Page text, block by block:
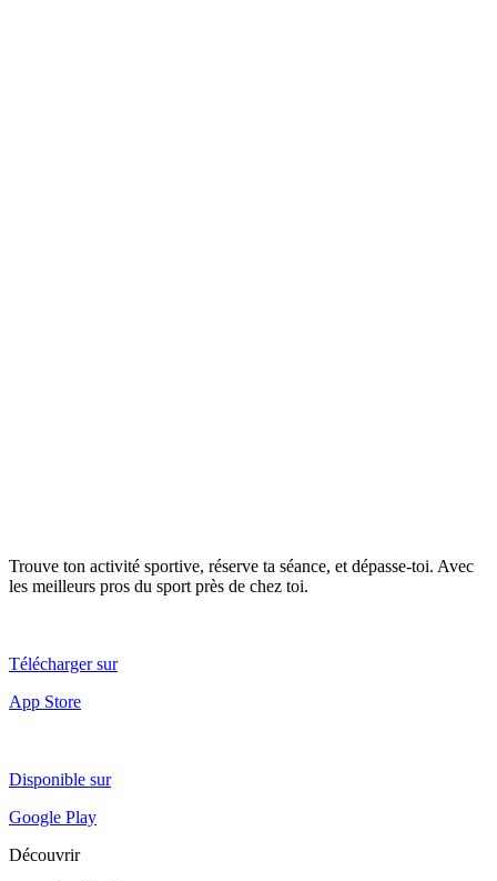
Trouve ton activité sportive, réserve ta séance, et dépasse-toi. Avec
les meilleurs pros du sport près de chez toi.
Télécharger sur
App Store
Disponible sur
Google Play
Découvrir